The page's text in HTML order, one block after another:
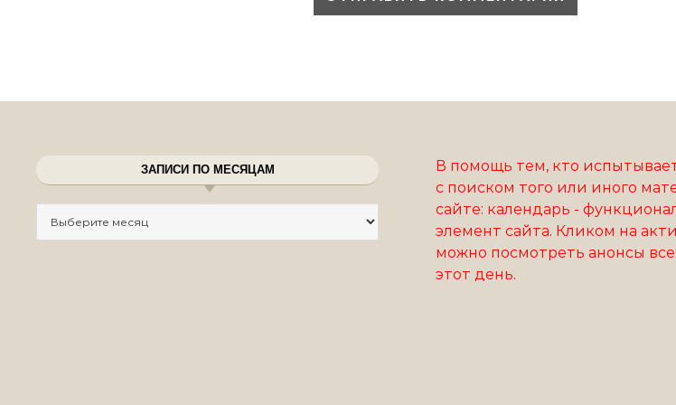
ЗАПИСИ ПО МЕСЯЦАМ
В помощь тем, кто
с поиском того или иного
сайте: календарь -
элемент сайта. Кликом на
можно посмотреть анонсы
этот день.